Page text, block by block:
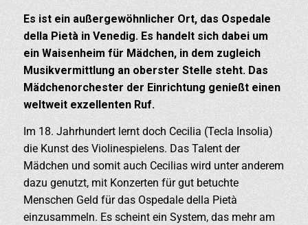
Es ist ein außergewöhnlicher Ort, das Ospedale
della Pietà in Venedig. Es handelt sich dabei um
ein Waisenheim für Mädchen, in dem zugleich
Musikvermittlung an oberster Stelle steht. Das
Mädchenorchester der Einrichtung genießt einen
weltweit exzellenten Ruf.
Im 18. Jahrhundert lernt doch Cecilia (Tecla Insolia)
die Kunst des Violinespielens. Das Talent der
Mädchen und somit auch Cecilias wird unter anderem
dazu genutzt, mit Konzerten für gut betuchte
Menschen Geld für das Ospedale della Pietà
einzusammeln. Es scheint ein System, das mehr am